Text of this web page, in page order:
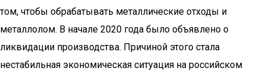
том, чтобы обрабатывать металлические отходы и
металлолом. В начале 2020 года было объявлено о
ликвидации производства. Причиной этого стала
нестабильная экономическая ситуация на российском